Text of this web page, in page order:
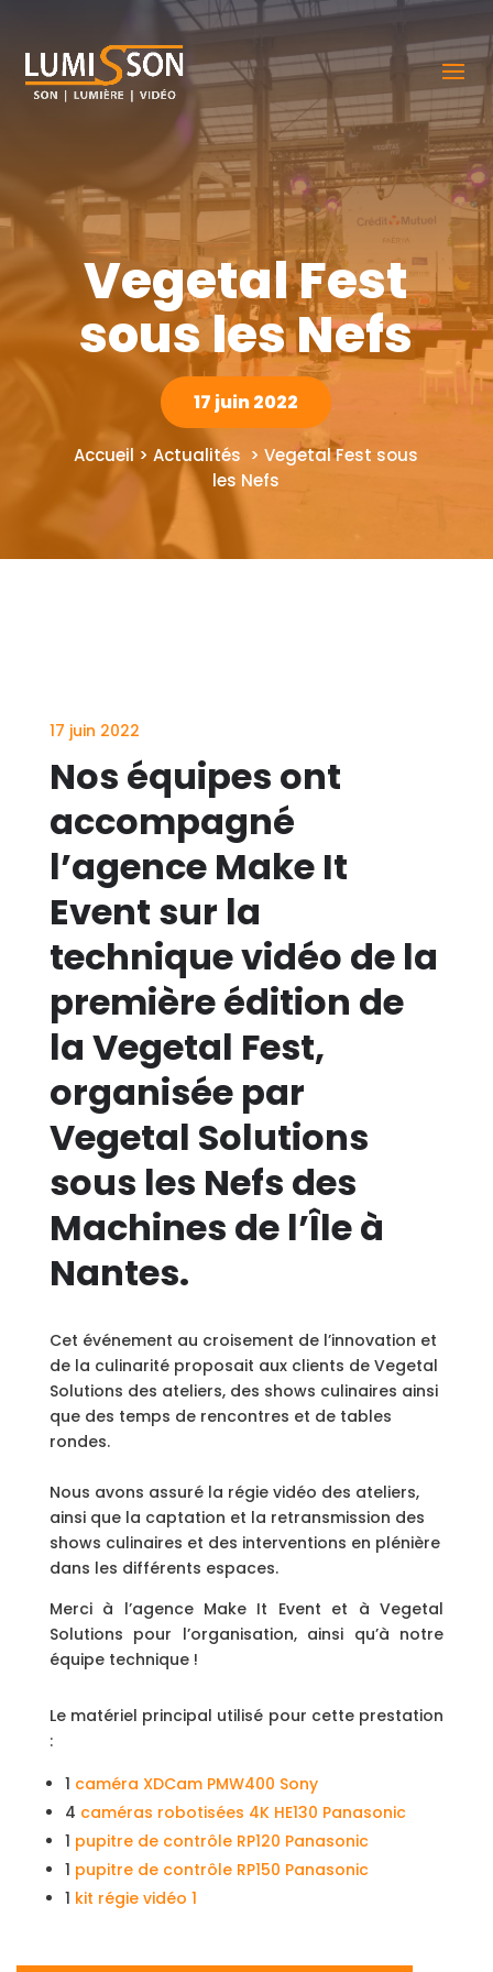
Vegetal Fest
sous les Nefs
17 juin 2022
Accueil > Actualités > Vegetal Fest sous
les Nefs
17 juin 2022
Nos équipes ont
accompagné
l’agence Make It
Event sur la
technique vidéo de la
première édition de
la Vegetal Fest,
organisée par
Vegetal Solutions
sous les Nefs des
Machines de l’Île à
Nantes.
Cet événement au croisement de l’innovation et
de la culinarité proposait aux clients de Vegetal
Solutions des ateliers, des shows culinaires ainsi
que des temps de rencontres et de tables
rondes.
Nous avons assuré la régie vidéo des ateliers,
ainsi que la captation et la retransmission des
shows culinaires et des interventions en plénière
dans les différents espaces.
Merci à l’agence Make It Event et à Vegetal
Solutions pour l’organisation, ainsi qu’à notre
équipe technique !
Le matériel principal utilisé pour cette prestation
:
1 caméra XDCam PMW400 Sony
4 caméras robotisées 4K HE130 Panasonic
1 pupitre de contrôle RP120 Panasonic
1 pupitre de contrôle RP150 Panasonic
1 kit régie vidéo 1